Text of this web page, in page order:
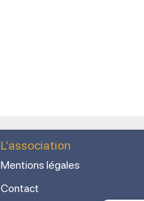
L’association
Mentions légales
Contact